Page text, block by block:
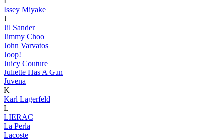
Issey Miyake
J
Jil Sander
Jimmy Choo
John Varvatos
Joop!
Juicy Couture
Juliette Has A Gun
Juvena
K
Karl Lagerfeld
L
LIERAC
La Perla
Lacoste